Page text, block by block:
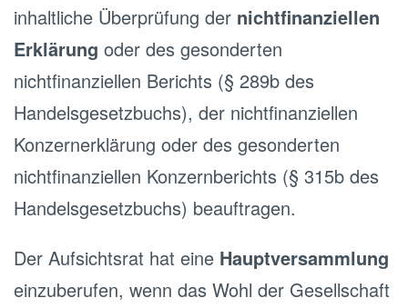
inhaltliche Überprüfung der nichtfinanziellen
Erklärung oder des gesonderten
nichtfinanziellen Berichts (§ 289b des
Handelsgesetzbuchs), der nichtfinanziellen
Konzernerklärung oder des gesonderten
nichtfinanziellen Konzernberichts (§ 315b des
Handelsgesetzbuchs) beauftragen.
Der Aufsichtsrat hat eine Hauptversammlung
einzuberufen, wenn das Wohl der Gesellschaft